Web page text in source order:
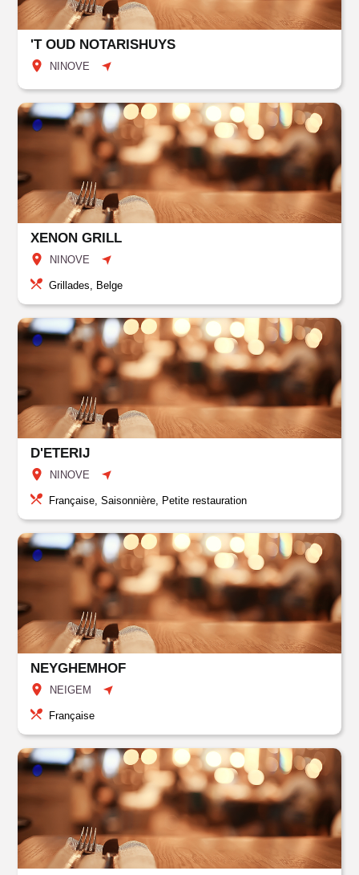
'T OUD NOTARISHUYS
NINOVE
XENON GRILL
NINOVE
Grillades, Belge
D'ETERIJ
NINOVE
Française, Saisonnière, Petite restauration
NEYGHEMHOF
NEIGEM
Française